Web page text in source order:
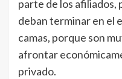
parte de los afiliados,
deban terminar en el
camas, porque son
afrontar
privado.